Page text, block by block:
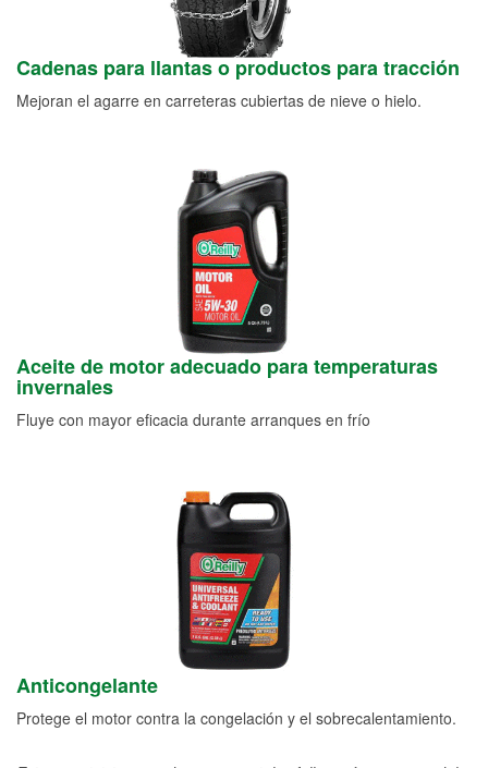
Cadenas para llantas o productos para tracción
Mejoran el agarre en carreteras cubiertas de nieve o hielo.
Aceite de motor adecuado para temperaturas
invernales
Fluye con mayor eficacia durante arranques en frío
Anticongelante
Protege el motor contra la congelación y el sobrecalentamiento.